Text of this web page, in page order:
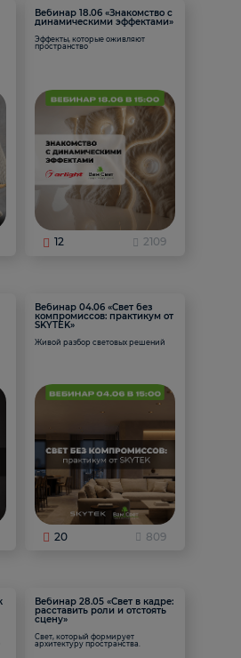
Вебинар 18.06 «Знакомство с
динамическими эффектами»
Эффекты, которые оживляют
пространство
12 2109
Вебинар 04.06 «Свет без
компромиссов: практикум от
SKYTEK»
Живой разбор световых решений
20 809
Вебинар 28.05 «Свет в кадре:
расставить роли и отстоять
сцену»
Свет, который формирует
архитектуру пространства.